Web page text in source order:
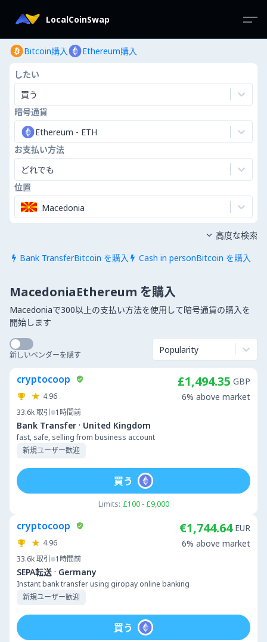
LocalCoinSwap
Bitcoin購入 Ethereum購入
したい
買う
暗号通貨
Ethereum - ETH
お支払い方法
どれでも
位置
Macedonia
 Bank TransferBitcoin を購入  Cash in personBitcoin を購入
 高度な検索
MacedoniaEthereum を購入
Macedoniaで300以上の支払い方法を使用して暗号通貨の購入を
開始します
新しいベンダーを隠す Popularity
cryptocoop
4.96
33.6k取引 1時間前
Bank Transfer · United Kingdom
fast, safe, selling from business account
新規ユーザー歓迎
£1,494.35 GBP
6% above market
Limits: £100 - £9,000
買う
cryptocoop
4.96
33.6k取引 1時間前
SEPA転送 · Germany
Instant bank transfer using giropay online banking
新規ユーザー歓迎
€1,744.64 EUR
6% above market
買う